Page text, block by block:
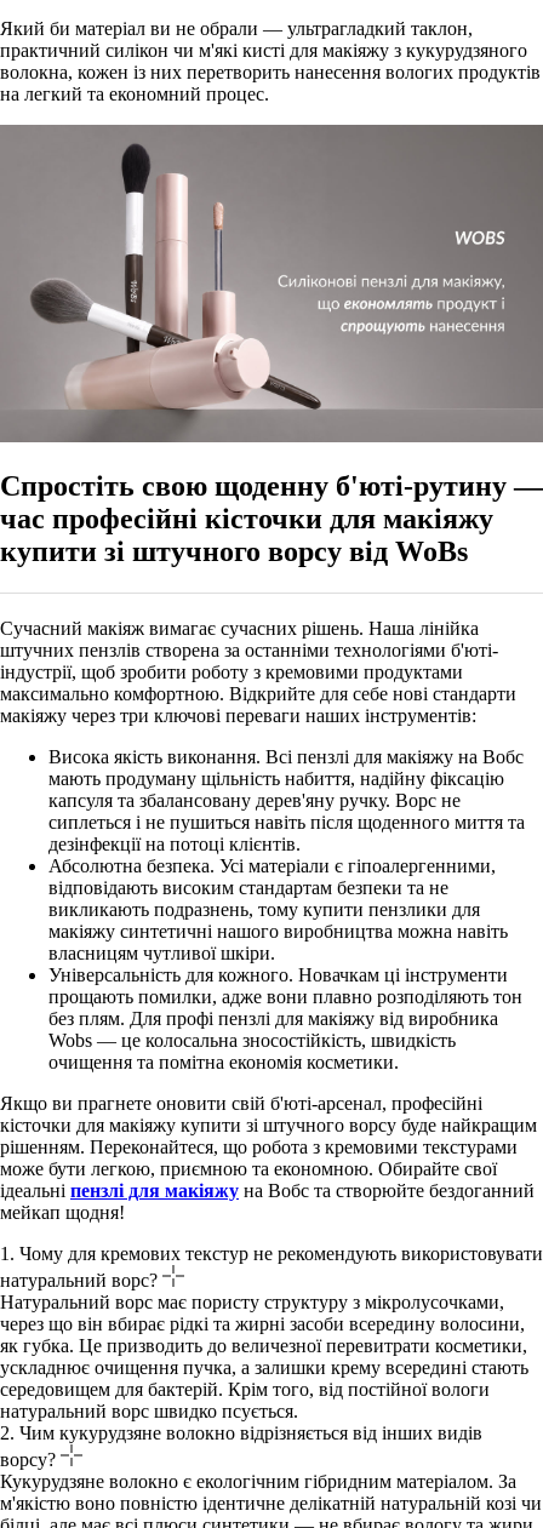
Який би матеріал ви не обрали — ультрагладкий таклон,
практичний силікон чи м'які кисті для макіяжу з кукурудзяного
волокна, кожен із них перетворить нанесення вологих продуктів
на легкий та економний процес.
Спростіть свою щоденну б'юті-рутину —
час професійні кісточки для макіяжу
купити зі штучного ворсу від WoBs
Сучасний макіяж вимагає сучасних рішень. Наша лінійка
штучних пензлів створена за останніми технологіями б'юті-
індустрії, щоб зробити роботу з кремовими продуктами
максимально комфортною. Відкрийте для себе нові стандарти
макіяжу через три ключові переваги наших інструментів:
Висока якість виконання. Всі пензлі для макіяжу на Вобс
мають продуману щільність набиття, надійну фіксацію
капсуля та збалансовану дерев'яну ручку. Ворс не
сиплеться і не пушиться навіть після щоденного миття та
дезінфекції на потоці клієнтів.
Абсолютна безпека. Усі матеріали є гіпоалергенними,
відповідають високим стандартам безпеки та не
викликають подразнень, тому купити пензлики для
макіяжу синтетичні нашого виробництва можна навіть
власницям чутливої шкіри.
Універсальність для кожного. Новачкам ці інструменти
прощають помилки, адже вони плавно розподіляють тон
без плям. Для профі пензлі для макіяжу від виробника
Wobs — це колосальна зносостійкість, швидкість
очищення та помітна економія косметики.
Якщо ви прагнете оновити свій б'юті-арсенал, професійні
кісточки для макіяжу купити зі штучного ворсу буде найкращим
рішенням. Переконайтеся, що робота з кремовими текстурами
може бути легкою, приємною та економною. Обирайте свої
ідеальні пензлі для макіяжу на Вобс та створюйте бездоганний
мейкап щодня!
1. Чому для кремових текстур не рекомендують використовувати
натуральний ворс?
Натуральний ворс має пористу структуру з мікролусочками,
через що він вбирає рідкі та жирні засоби всередину волосини,
як губка. Це призводить до величезної перевитрати косметики,
ускладнює очищення пучка, а залишки крему всередині стають
середовищем для бактерій. Крім того, від постійної вологи
натуральний ворс швидко псується.
2. Чим кукурудзяне волокно відрізняється від інших видів
ворсу?
Кукурудзяне волокно є екологічним гібридним матеріалом. За
м'якістю воно повністю ідентичне делікатній натуральній козі чи